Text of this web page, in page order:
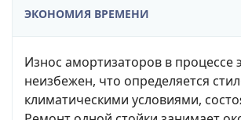
ЭКОНОМИЯ ВРЕМЕНИ
Износ амортизаторов в процессе
неизбежен, что определяется
климатическими условиями,